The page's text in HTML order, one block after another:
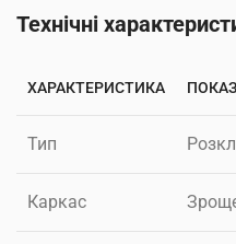
Технічні
ХАРАКТЕРИСТИКА
Тип
Каркас